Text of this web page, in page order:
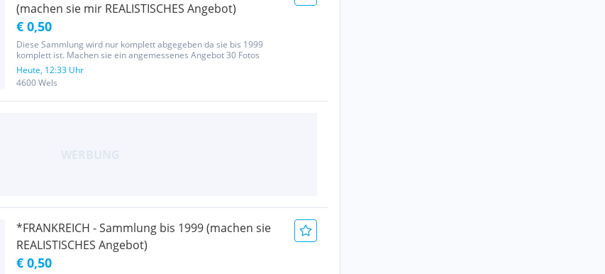
(machen sie mir REALISTISCHES Angebot)
€ 0,50
Diese Sammlung wird nur komplett abgegeben da sie bis 1999
komplett ist. Machen sie ein angemessenes Angebot 30 Fotos
Heute, 12:33 Uhr
4600 Wels
*FRANKREICH - Sammlung bis 1999 (machen sie
REALISTISCHES Angebot)
€ 0,50